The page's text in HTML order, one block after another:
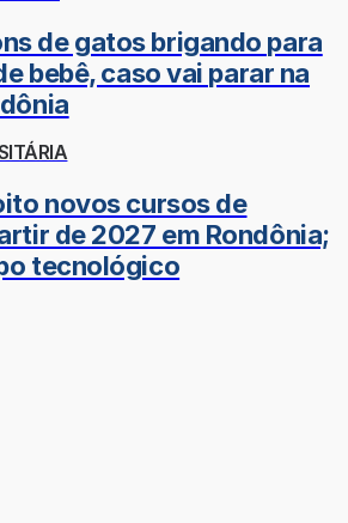
de gatos brigando para
bebê, caso vai parar na
novos cursos de
de 2027 em Rondônia;
tecnológico